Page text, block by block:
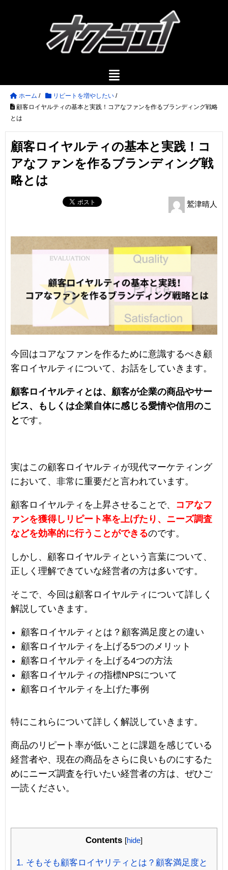
ホーム / リピートを増やしたい /
顧客ロイヤルティの基本と実践！コアなファンを作るブランディング戦略
とは
顧客ロイヤルティの基本と実践！コ
アなファンを作るブランディング戦
略とは
鷲津晴人
今回はコアなファンを作るために意識するべき顧
客ロイヤルティについて、お話をしていきます。
顧客ロイヤルティとは、顧客が企業の商品やサー
ビス、もしくは企業自体に感じる愛情や信用のこ
と です。
実はこの顧客ロイヤルティが現代マーケティング
において、非常に重要だと言われています。
顧客ロイヤルティを上昇させることで、 コアなフ
ァンを獲得しリピート率を上げたり、 ニーズ調査
などを効率的に行うことができるのです。
しかし、顧客ロイヤルティという言葉について、
正しく理解できていな経営者の方は多いです。
そこで、今回は顧客ロイヤルティについて詳しく
解説していきます。
顧客ロイヤルティとは？顧客満足度との違い
顧客ロイヤルティを上げる5つのメリット
顧客ロイヤルティを上げる4つの方法
顧客ロイヤルティの指標NPSについて
顧客ロイヤルティを上げた事例
特にこれらについて詳しく解説していきます。
商品のリピート率が低いことに課題を感じている
経営者や、現在の商品をさらに良いものにするた
めにニーズ調査を行いたい経営者の方は、ぜひご
一読ください。
Contents [hide]
1. そもそも顧客ロイヤリティとは？顧客満足度と